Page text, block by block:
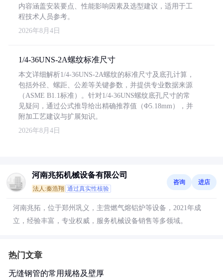
内容涵盖安装要点、性能影响因素及选型建议，适用于工
程技术人员参考。
2026年8月4日
1/4-36UNS-2A螺纹标准尺寸
本文详细解析1/4-36UNS-2A螺纹的标准尺寸及底孔计算，
包括外径、螺距、公差等关键参数，并提供专业数据来源
（ASME B1.1标准）。针对1/4-36UNS螺纹底孔尺寸的常
见疑问，通过公式推导给出精确推荐值（Φ5.18mm），并
附加工艺建议与扩展知识。
2026年8月4日
河南兆拓机械设备有限公司
法人:秦浩翔 通过真实性核验
咨询 进店
河南兆拓，位于郑州巩义，主营燃气熔铝炉等设备，2021年成
立，经验丰富，专业权威，服务机械设备销售等多领域。
热门文章
无缝钢管的常用规格及壁厚